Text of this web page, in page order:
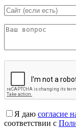
Я даю согласие
соответствии с